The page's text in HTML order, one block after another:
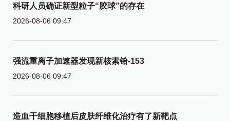
科研人员确证新型粒子“胶球”的存在
2026-08-06 09:47
强流重离子加速器发现新核素铪-153
2026-08-06 09:47
造血干细胞移植后皮肤纤维化治疗有了新靶点